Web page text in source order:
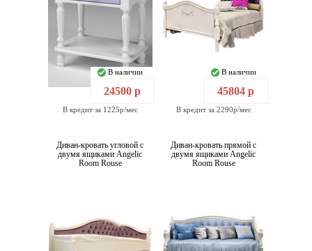
В наличии
24500 р
В кредит за 1225р/мес
В наличии
45804 р
В кредит за 2290р/мес
Диван-кровать угловой с
двумя ящиками Angelic
Room Rouse
Диван-кровать прямой с
двумя ящиками Angelic
Room Rouse